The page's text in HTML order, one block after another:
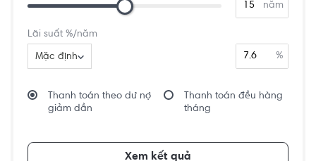
năm
Lãi suất %/năm
Mặc định %
Thanh toán theo dư nợ
giảm dần
Thanh toán đều hàng
tháng
Xem kết quả